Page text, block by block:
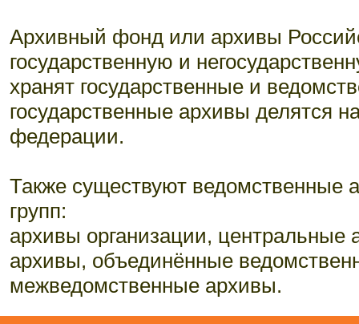
Архивный фонд или архивы
государственную и
хранят государственные и
государственные архивы делятся
федерации.
Также существуют ведомственные
групп:
архивы организации,
архивы, объединённые
межведомственные архивы.